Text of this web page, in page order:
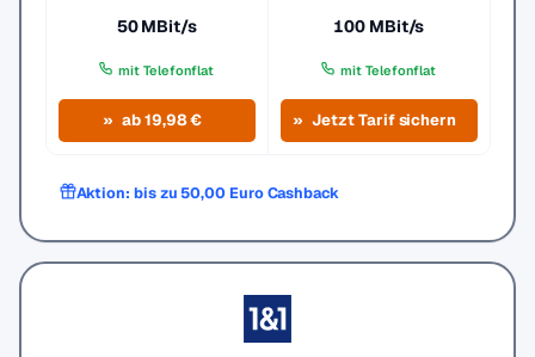
50 MBit/s
mit Telefonflat
ab 19,98 €
100 MBit/s
mit Telefonflat
Jetzt Tarif sichern
Aktion: bis zu 50,00 Euro Cashback